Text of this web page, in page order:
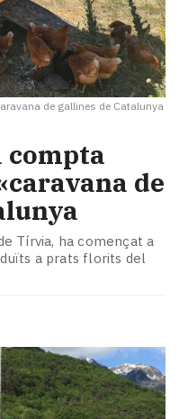
de gallines de Catalunya
compta
de
Tírvia, ha començat a
a prats florits del